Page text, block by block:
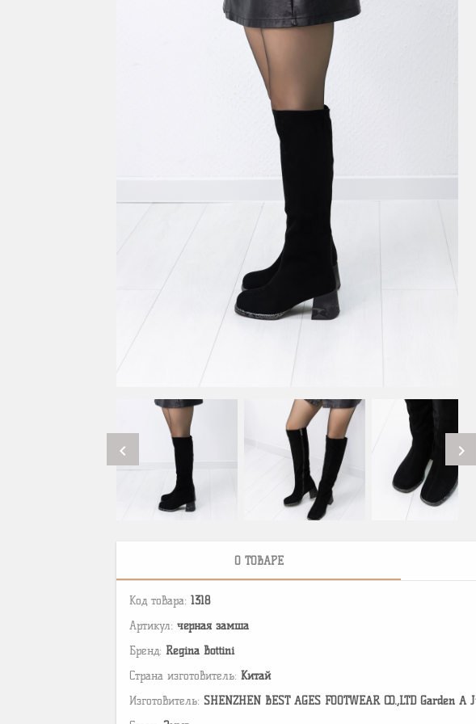
chevron_left chevron_right
О ТОВАРЕ
Код товара: 1318
Артикул: черная замша
Бренд: Regina Bottini
Страна изготовитель: Китай
Изготовитель: SHENZHEN BEST AGES FOOTWEAR CO.,LTD Garden